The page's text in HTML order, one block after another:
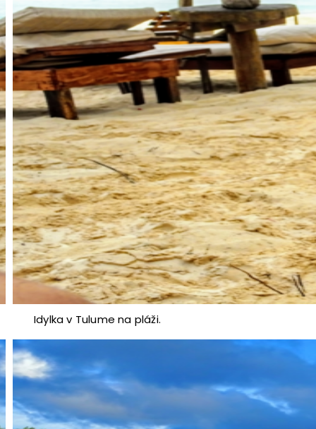
Idylka v Tulume na pláži.